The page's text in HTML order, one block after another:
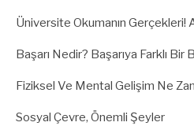
Üniversite Okumanın Gerçekleri!
Başarı Nedir? Başarıya Farklı Bir
Fiziksel Ve Mental Gelişim Ne
Sosyal Çevre, Önemli Şeyler